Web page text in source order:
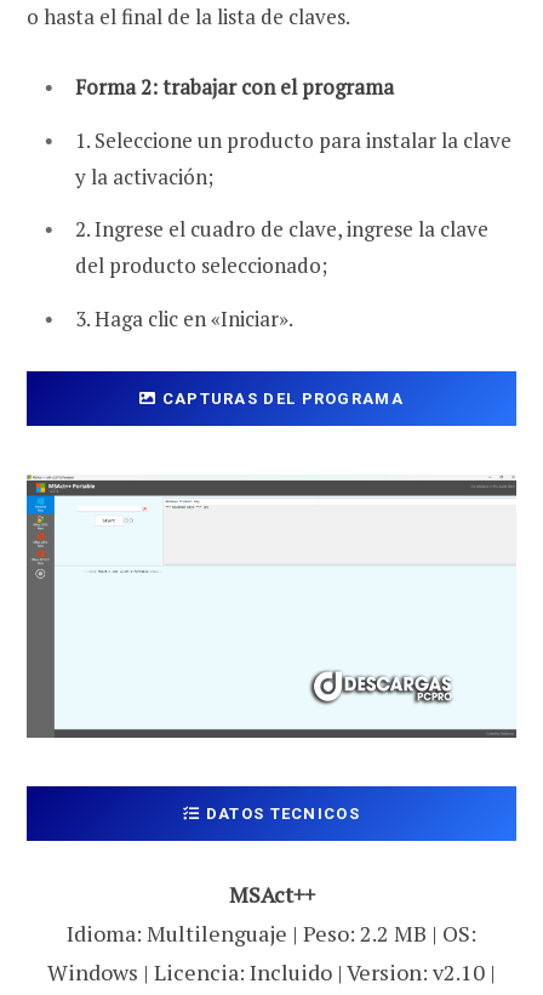
o hasta el final de la lista de claves.
Forma 2:trabajar con el programa
1. Seleccione un producto para instalar la clave
y la activación;
2. Ingrese el cuadro de clave, ingrese la clave
del producto seleccionado;
3. Haga clic en «Iniciar».
CAPTURAS DEL PROGRAMA
DATOS TECNICOS
MSAct++
Idioma: Multilenguaje | Peso: 2.2 MB | OS:
Windows | Licencia: Incluido | Version: v2.10 |